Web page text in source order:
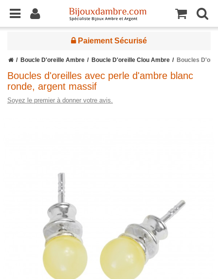
Paiement Sécurisé
Boucle D'oreille Ambre Boucle D'oreille Clou Ambre Boucles
Boucles d'oreilles avec perle d'ambre blanc
ronde, argent massif
Soyez le premier à donner votre avis.